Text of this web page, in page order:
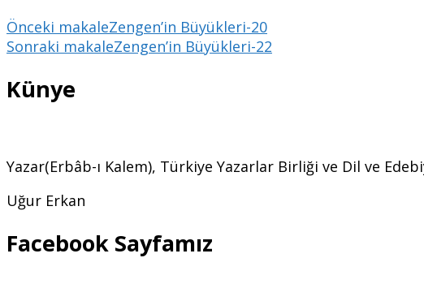
Önceki makaleZengen’in Büyükleri-20
Sonraki makaleZengen’in Büyükleri-22
Künye
Yazar(Erbâb-ı Kalem), Türkiye Yazarlar Birliği ve Dil ve
Uğur Erkan
Facebook Sayfamız